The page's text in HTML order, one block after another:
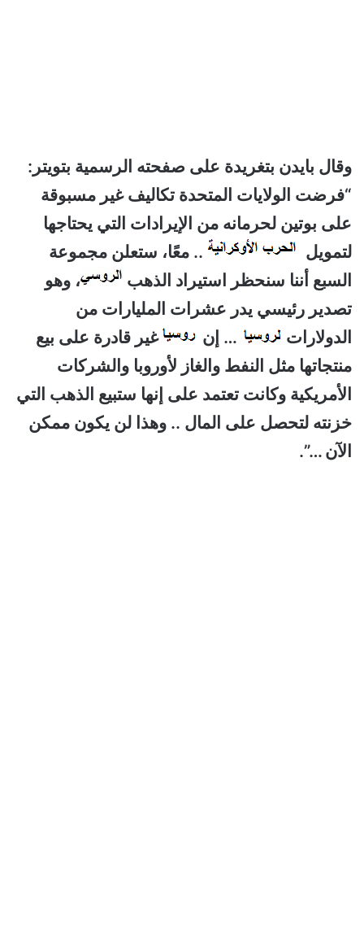
وقال بايدن بتغريدة على صفحته الرسمية بتويتر:
“فرضت الولايات المتحدة تكاليف غير مسبوقة
على بوتين لحرمانه من الإيرادات التي يحتاجها
لتمويل
.. معًا، ستعلن مجموعة
السبع أننا سنحظر استيراد الذهب
، وهو
تصدير رئيسي يدر عشرات المليارات من
الدولارات
… إن
غير قادرة على بيع
منتجاتها مثل النفط والغاز لأوروبا والشركات
الأمريكية وكانت تعتمد على إنها ستبيع الذهب التي
خزنته لتحصل على المال .. وهذا لن يكون ممكن
الآن …”.